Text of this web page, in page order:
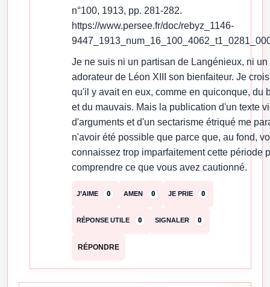
n°100, 1913, pp. 281-282.
https://www.persee.fr/doc/rebyz_1146-
Je ne suis ni un partisan de Langénieux, ni un
adorateur de Léon XIII son bienfaiteur. Je crois
qu'il y avait en eux, comme en quiconque, du
et du mauvais. Mais la publication d'un texte
d'arguments et d'un sectarisme étriqué me
n'avoir été possible que parce que, au fond,
connaissez trop imparfaitement cette période
comprendre ce que vous avez cautionné.
J’AIME 0 AMEN 0 JE PRIE 0
RÉPONSE UTILE 0 SIGNALER 0
RÉPONDRE